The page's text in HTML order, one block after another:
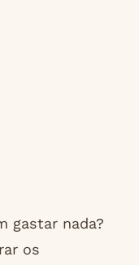
gastar nada?
os